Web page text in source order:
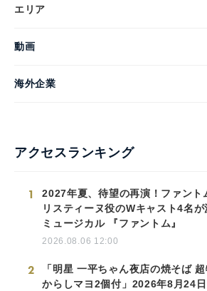
エリア
動画
海外企業
アクセスランキング
1
2027年夏、待望の再演！ファント
リスティーヌ役のWキャスト4名が
ミュージカル 『ファントム』
2026.08.06 12:00
2
「明星 一平ちゃん夜店の焼そば
からしマヨ2個付」2026年8月24